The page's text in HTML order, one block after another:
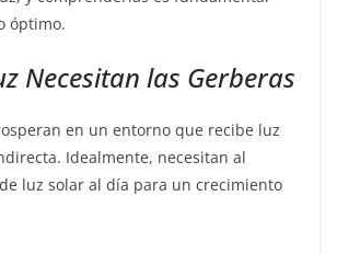
óptimo.
Necesitan las Gerberas
en un entorno que recibe luz
Idealmente, necesitan al
luz solar al día para un crecimiento